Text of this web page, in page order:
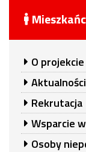
O projekcie
Aktualności
Rekrutacja
Wsparcie
Osoby